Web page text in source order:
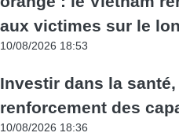
aux victimes sur le
10/08/2026 18:53
Investir dans la
renforcement des
10/08/2026 18:36